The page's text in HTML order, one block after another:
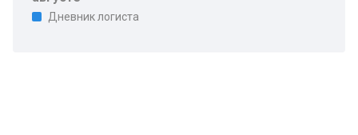
Дневник логиста